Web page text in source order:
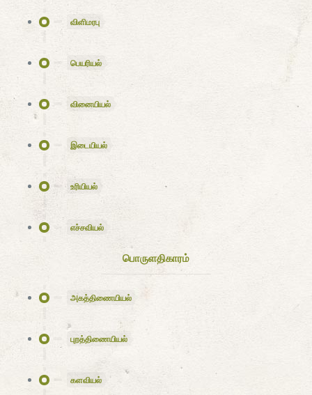
விளிமரபு
பெயரியல்
வினையியல்
இடையியல்
உரியியல்
எச்சவியல்
பொருளதிகாரம்
அகத்திணையியல்
புறத்திணையியல்
களவியல்